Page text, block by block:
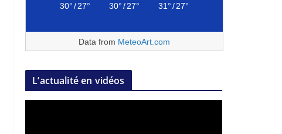
30°/27° 30°/27° 31°/27°
Data from MeteoArt.com
L’actualité en vidéos